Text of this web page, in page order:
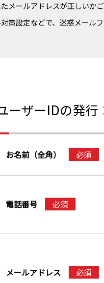
メールアドレスが正しいか
対策設定などで、迷惑メール
ーザーIDの発行
お名前（全角） 必須
電話番号 必須
メールアドレス 必須